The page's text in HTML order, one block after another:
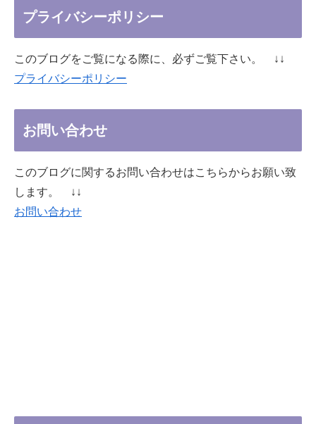
プライバシーポリシー
このブログをご覧になる際に、必ずご覧下さい。 ↓↓
プライバシーポリシー
お問い合わせ
このブログに関するお問い合わせはこちらからお願い致
します。 ↓↓
お問い合わせ